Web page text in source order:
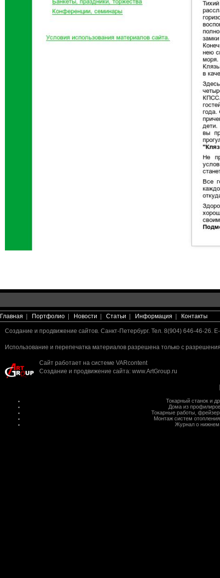
Главная Портфолио Новости Статьи Информация Контакты
Создание и продвижение сайтов. Санкт-Петербург. Тел. 8(904) 646-46-26.
Использование и перепечатка материалов разрешена только с
Сайт работает на системе VARcontent
Создание и продвижение сайта: www.ArtGroup.ru
Токарный станок и
Дома из
Токарные работы,
Монтаж систем отопления
Журнал о нижнем